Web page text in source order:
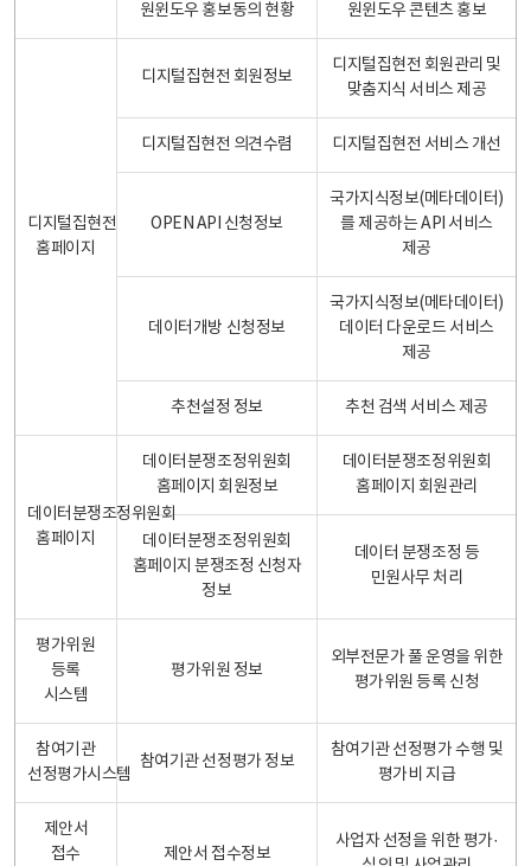
원윈도우 홍보동의 현황 원윈도우 콘텐츠 홍보
디지털집현전
홈페이지
디지털집현전 회원정보
디지털집현전 회원관리 및
맞춤지식 서비스 제공
디지털집현전 의견수렴 디지털집현전 서비스 개선
OPEN API 신청정보
국가지식정보(메타데이터)
를 제공하는 API 서비스
제공
데이터개방 신청정보
국가지식정보(메타데이터)
데이터 다운로드 서비스
제공
추천설정 정보 추천 검색 서비스 제공
데이터분쟁조정위원회
홈페이지
데이터분쟁조정위원회
홈페이지 회원정보
데이터분쟁조정위원회
홈페이지 회원관리
데이터분쟁조정위원회
홈페이지 분쟁조정 신청자
정보
데이터 분쟁조정 등
민원사무 처리
평가위원
등록
시스템
평가위원 정보
외부전문가 풀 운영을 위한
평가위원 등록 신청
참여기관
선정평가시스템
참여기관 선정평가 정보
참여기관 선정평가 수행 및
평가비 지급
제안서
접수
제안서 접수정보
사업자 선정을 위한 평가·